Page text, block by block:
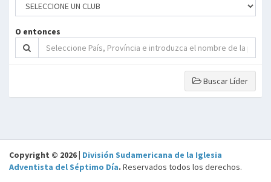
O entonces
Buscar Líder
Copyright © 2026 | División Sudamericana de la Iglesia
Adventista del Séptimo Día. Reservados todos los derechos.